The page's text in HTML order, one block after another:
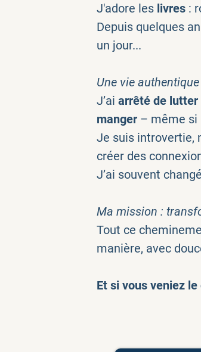
J'adore les livres :
Depuis quelques
un jour...
Une vie
J’ai arrêté de lutter
manger – même si
Je suis introvertie,
créer des
J’ai souvent
Ma mission :
Tout ce
manière, avec
Et si vous veniez